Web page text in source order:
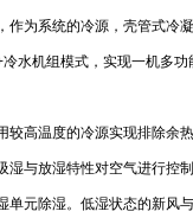
为系统的冷源，壳管式
水机组模式，实现一机多
高温度的冷源实现排除余
与放湿特性对空气进行控制
元除湿。低湿状态的新风